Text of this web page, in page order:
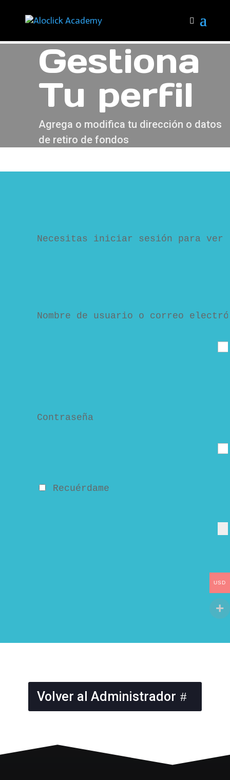
Gestiona
Tu perfil
Agrega o modifica tu dirección o datos
de retiro de fondos
Necesitas iniciar sesión para ver
Nombre de usuario o correo
Contraseña
Recuérdame
Volver al Administrador
USD